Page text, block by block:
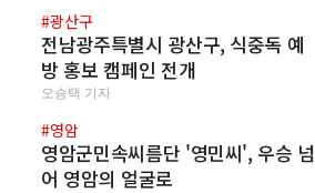
#광산구
전남광주특별시 광산구, 식중독 예
방 홍보 캠페인 전개
오승택 기자
#영암
영암군민속씨름단 '영민씨', 우승 넘
어 영암의 얼굴로